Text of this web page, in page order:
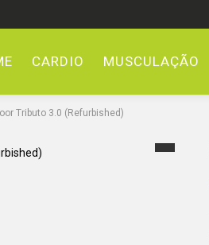
CARDIO MUSCULAÇÃO
Tributo 3.0 (Refurbished)